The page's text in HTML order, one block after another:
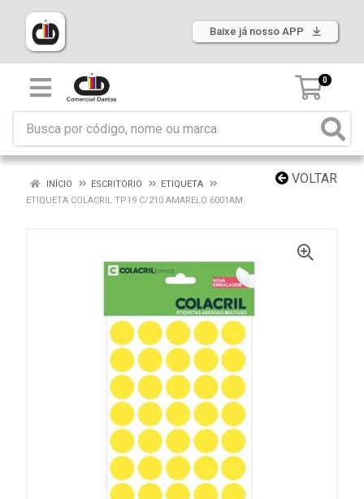
Baixe já nosso APP
0
VOLTAR
INÍCIO ESCRITORIO
ETIQUETA
ETIQUETA COLACRIL TP19 C/210 AMARELO 6001AM